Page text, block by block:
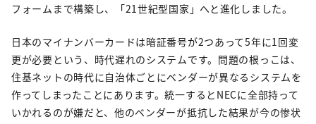
フォームまで構築し、「21世紀型国家」へと進化しました。
日本のマイナンバーカードは暗証番号が2つあって5年に1回変
更が必要という、時代遅れのシステムです。問題の根っこは、
住基ネットの時代に自治体ごとにベンダーが異なるシステムを
作ってしまったことにあります。統一するとNECに全部持って
いかれるのが嫌だと、他のベンダーが抵抗した結果が今の惨状